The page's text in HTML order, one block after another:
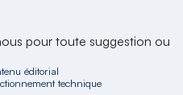
pour toute suggestion ou
éditorial
technique